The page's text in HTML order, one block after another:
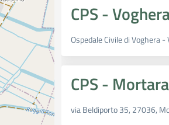
CPS -
Ospedale Civile di Voghera
CPS - Mortara
via Beldiporto 35, 27036,